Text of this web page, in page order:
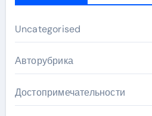
Uncategorised
Авторубрика
Достопримечательности